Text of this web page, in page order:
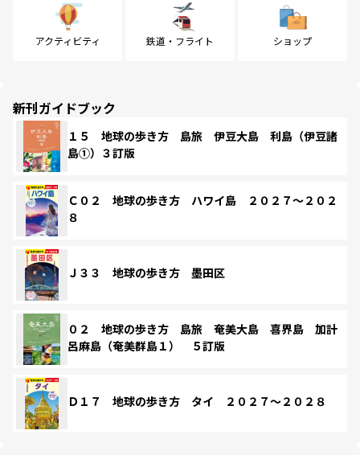
アクティビティ 鉄道・フライト ショップ
新刊ガイドブック
１５ 地球の歩き方 島旅 伊豆大島 利島（伊豆諸
島①）３訂版
Ｃ０２ 地球の歩き方 ハワイ島 ２０２７～２０２
８
Ｊ３３ 地球の歩き方 墨田区
０２ 地球の歩き方 島旅 奄美大島 喜界島 加計
呂麻島（奄美群島１） ５訂版
Ｄ１７ 地球の歩き方 タイ ２０２７～２０２８